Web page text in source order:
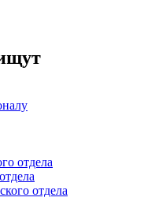
отдела
отдела